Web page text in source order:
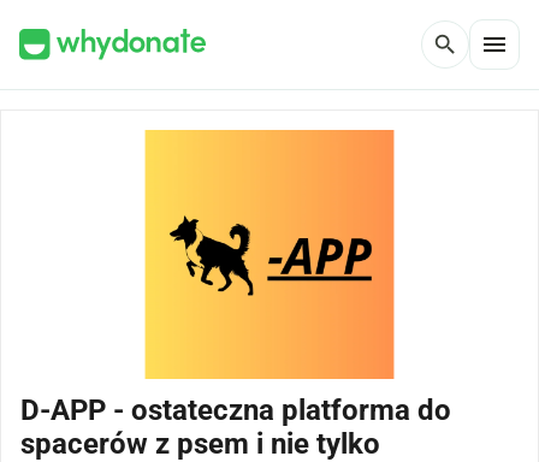
search menu
D-APP - ostateczna platforma do
spacerów z psem i nie tylko